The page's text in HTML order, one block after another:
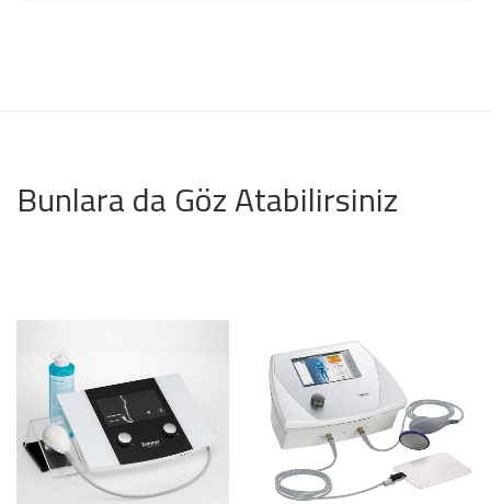
Bunlara da Göz Atabilirsiniz